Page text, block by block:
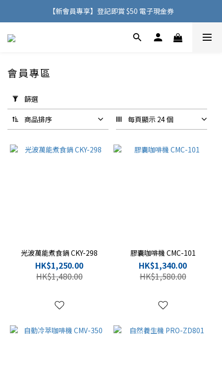
購物滿 HK$500，即可免費享用香港地區送貨服務
【新會員專享】登記即賞 $50 電子現金券
購物滿 HK$500，即可免費享用香港地區送貨服務
用
篩
選
(0/20)
顏
(1)
價格
會員專區
篩選
商品排序 每頁顯示 24 個
光波萬能煮食鍋 CKY-298
HK$1,250.00
HK$1,480.00
膠囊咖啡機 CMC-101
HK$1,340.00
HK$1,580.00